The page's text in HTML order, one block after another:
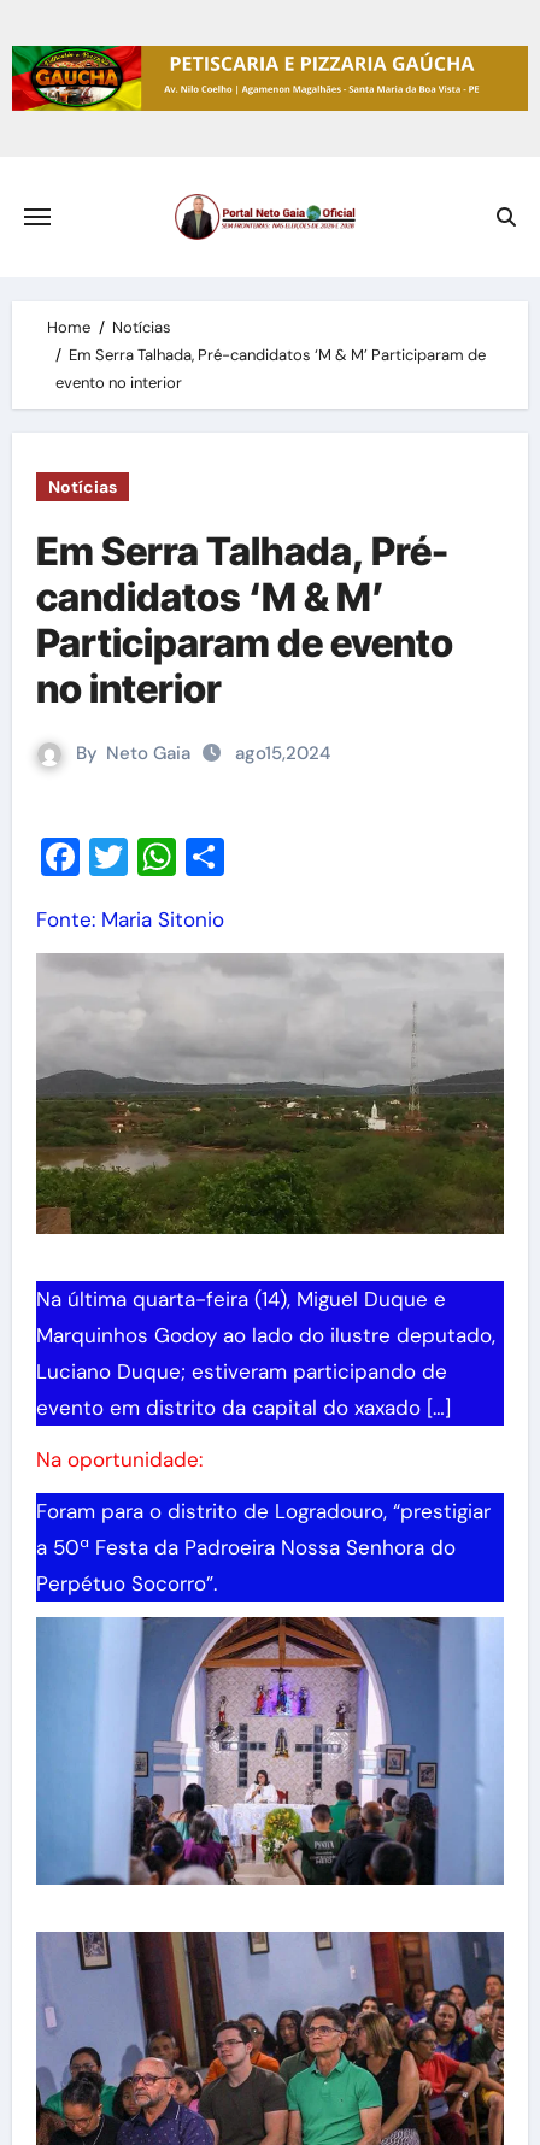
to
content
Home
Notícias
Em Serra Talhada, Pré-candidatos ‘M & M’ Participaram de
evento no interior
Notícias
Em Serra Talhada, Pré-
candidatos ‘M & M’
Participaram de evento
no interior
By Neto Gaia ago15,2024
Facebook
TwitterWhatsApp
Share
Fonte: Maria Sitonio
Na última quarta-feira (14), Miguel Duque e
Marquinhos Godoy ao lado do ilustre deputado,
Luciano Duque; estiveram participando de
evento em distrito da capital do xaxado […]
Na oportunidade:
Foram para o distrito de Logradouro, “prestigiar
a 50ª Festa da Padroeira Nossa Senhora do
Perpétuo Socorro”.